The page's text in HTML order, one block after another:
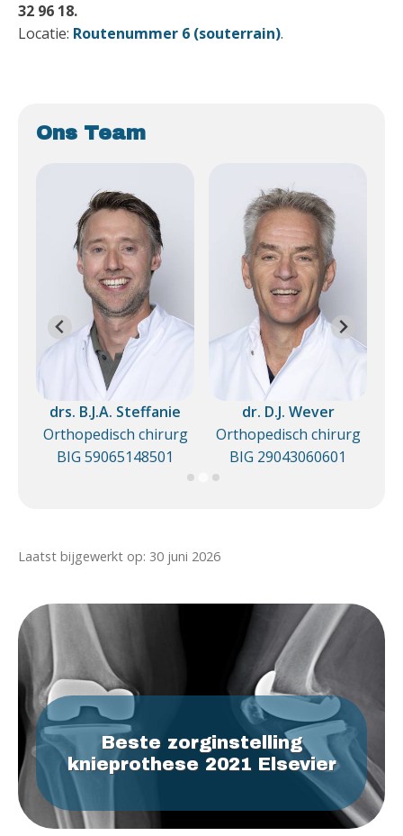
Ons Team
drs. B.J.A. Steffanie
Orthopedisch chirurg
BIG 59065148501
dr. D.J. Wever
Orthopedisch chirurg
BIG 29043060601
32 96 18.
Locatie: Routenummer 6 (souterrain).
Laatst bijgewerkt op: 30 juni 2026
Beste zorginstelling
knieprothese 2021 Elsevier